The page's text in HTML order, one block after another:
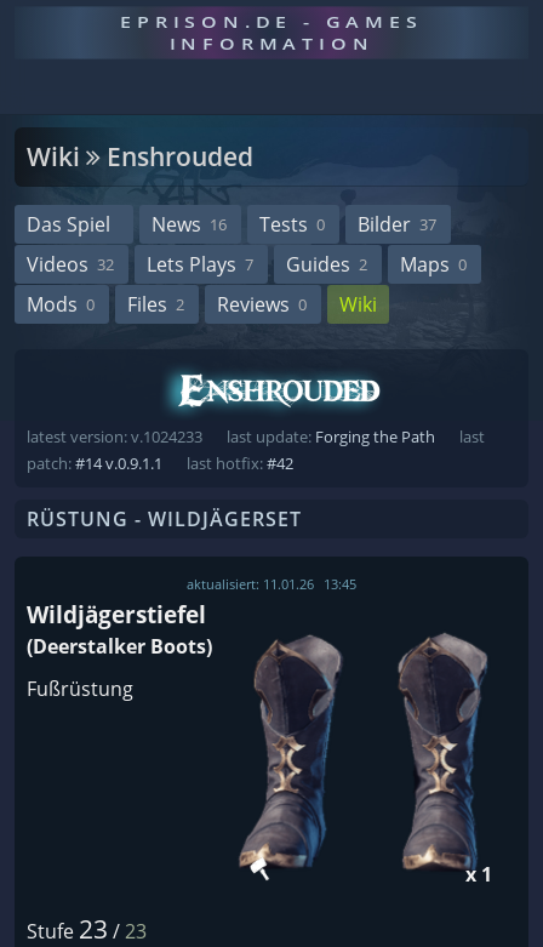
EPRISON.DE - GAMES
INFORMATION
Wiki Enshrouded
Das Spiel News 16 Tests 0 Bilder 37
Videos 32 Lets Plays 7 Guides 2 Maps 0
Mods 0 Files 2 Reviews 0 Wiki
latest version: v.1024233 last update: Forging the Path
last
patch:#14 v.0.9.1.1 last hotfix:#42
RÜSTUNG - WILDJÄGERSET
aktualisiert: 11.01.26 13:45
Wildjägerstiefel
(Deerstalker Boots)
Fußrüstung
x 1
Stufe 23 /23